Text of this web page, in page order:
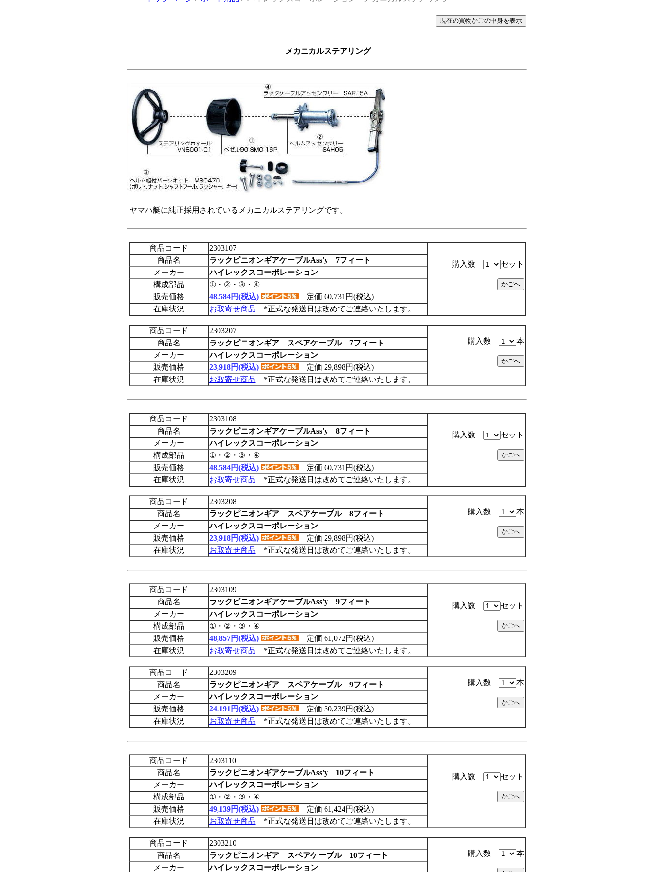
メカニカルステアリング
ヤマハ艇に純正採用されているメカニカルステアリングです。
商品コード
2303107
購入数
セット
商品名
ラックピニオンギアケーブルAss'y 7フィート
メーカー
ハイレックスコーポレーション
構成部品
①・②・③・④
販売価格
48,584円(税込)
定価 60,731円(税込)
在庫状況
お取寄せ商品 *正式な発送日は改めてご連絡いたします。
商品コード
2303207
購入数
本
商品名
ラックピニオンギア スペアケーブル 7フィート
メーカー
ハイレックスコーポレーション
販売価格
23,918円(税込)
定価 29,898円(税込)
在庫状況
お取寄せ商品 *正式な発送日は改めてご連絡いたします。
商品コード
2303108
購入数
セット
商品名
ラックピニオンギアケーブルAss'y 8フィート
メーカー
ハイレックスコーポレーション
構成部品
①・②・③・④
販売価格
48,584円(税込)
定価 60,731円(税込)
在庫状況
お取寄せ商品 *正式な発送日は改めてご連絡いたします。
商品コード
2303208
購入数
本
商品名
ラックピニオンギア スペアケーブル 8フィート
メーカー
ハイレックスコーポレーション
販売価格
23,918円(税込)
定価 29,898円(税込)
在庫状況
お取寄せ商品 *正式な発送日は改めてご連絡いたします。
商品コード
2303109
購入数
セット
商品名
ラックピニオンギアケーブルAss'y 9フィート
メーカー
ハイレックスコーポレーション
構成部品
①・②・③・④
販売価格
48,857円(税込)
定価 61,072円(税込)
在庫状況
お取寄せ商品 *正式な発送日は改めてご連絡いたします。
商品コード
2303209
購入数
本
商品名
ラックピニオンギア スペアケーブル 9フィート
メーカー
ハイレックスコーポレーション
販売価格
24,191円(税込)
定価 30,239円(税込)
在庫状況
お取寄せ商品 *正式な発送日は改めてご連絡いたします。
商品コード
2303110
購入数
セット
商品名
ラックピニオンギアケーブルAss'y 10フィート
メーカー
ハイレックスコーポレーション
構成部品
①・②・③・④
販売価格
49,139円(税込)
定価 61,424円(税込)
在庫状況
お取寄せ商品 *正式な発送日は改めてご連絡いたします。
商品コード
2303210
購入数
本
商品名
ラックピニオンギア スペアケーブル 10フィート
メーカー
ハイレックスコーポレーション